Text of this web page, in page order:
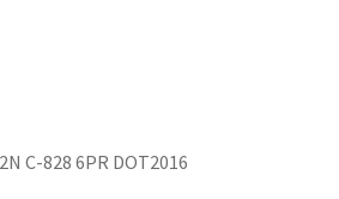
C-828 6PR DOT2016